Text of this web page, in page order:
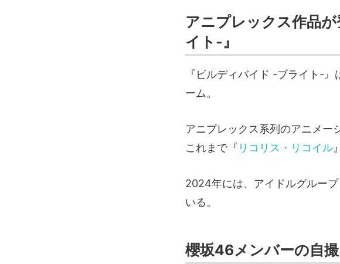
アニプレックス作品
イト-』
『ビルディバイド -ブライト-
ーム。
アニプレックス系列のアニメー
これまで『 リコリス・リコイル
2024年には、アイドルグルー
いる。
櫻坂46メンバーの自